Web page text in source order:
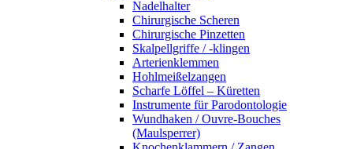
Nadelhalter
Chirurgische Scheren
Chirurgische Pinzetten
Skalpellgriffe / -klingen
Arterienklemmen
Hohlmeißelzangen
Scharfe Löffel – Küretten
Instrumente für Parodontologie
Wundhaken / Ouvre-Bouches
(Maulsperrer)